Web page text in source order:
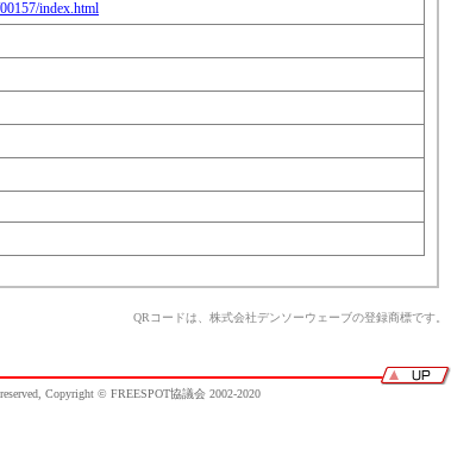
index.html
QRコードは、株式会社デンソーウェーブの登録商標です。
Copyright © FREESPOT協議会 2002-2020